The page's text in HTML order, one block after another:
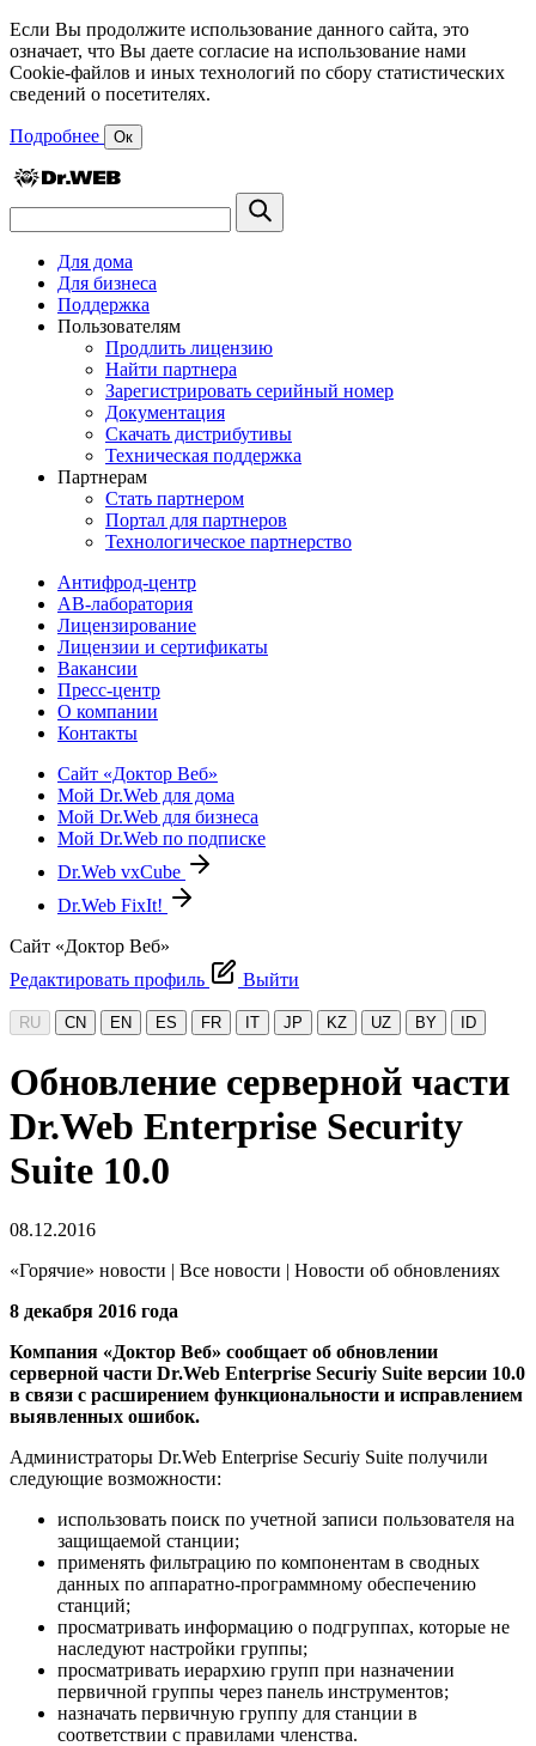
Если Вы продолжите использование данного сайта, это
означает, что Вы даете согласие на использование нами
Cookie-файлов и иных технологий по сбору статистических
сведений о посетителях.
Подробнее Ок
Для дома
Для бизнеса
Поддержка
Пользователям
Продлить лицензию
Найти партнера
Зарегистрировать серийный номер
Документация
Скачать дистрибутивы
Техническая поддержка
Партнерам
Стать партнером
Портал для партнеров
Технологическое партнерство
Антифрод-центр
АВ-лаборатория
Лицензирование
Лицензии и сертификаты
Вакансии
Пресс-центр
О компании
Контакты
Сайт «Доктор Веб»
Мой Dr.Web для дома
Мой Dr.Web для бизнеса
Мой Dr.Web по подписке
Dr.Web vxCube
Dr.Web FixIt!
Сайт «Доктор Веб»
Редактировать профиль
Выйти
RU CN EN ES FR IT JP KZ UZ BY ID
Обновление серверной части
Dr.Web Enterprise Security
Suite 10.0
08.12.2016
«Горячие» новости | Все новости | Новости об обновлениях
8 декабря 2016 года
Компания «Доктор Веб» сообщает об обновлении
серверной части Dr.Web Enterprise Securiy Suite версии 10.0
в связи с расширением функциональности и исправлением
выявленных ошибок.
Администраторы Dr.Web Enterprise Securiy Suite получили
следующие возможности:
использовать поиск по учетной записи пользователя на
защищаемой станции;
применять фильтрацию по компонентам в сводных
данных по аппаратно-программному обеспечению
станций;
просматривать информацию о подгруппах, которые не
наследуют настройки группы;
просматривать иерархию групп при назначении
первичной группы через панель инструментов;
назначать первичную группу для станции в
соответствии с правилами членства.